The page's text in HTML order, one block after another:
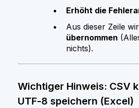
Erhöht die
Aus dieser Zeile
übernommen
nichts).
Wichtiger Hinweis: CSV
UTF‑8 speichern (Excel)